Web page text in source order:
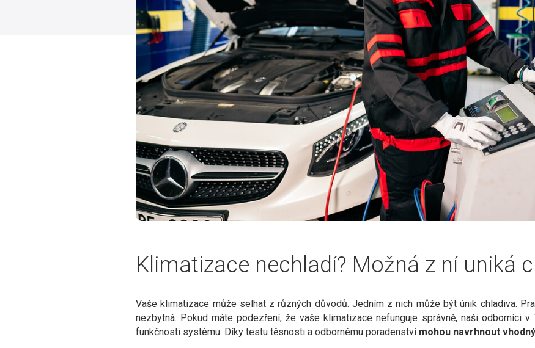
Klimatizace nechladí? Možná z ní uniká
Vaše klimatizace může selhat z různých důvodů. Jedním z nich může být únik chladiva.
nezbytná. Pokud máte podezření, že vaše klimatizace nefunguje správně, naši odborníci v
funkčnosti systému. Díky testu těsnosti a odbornému poradenství mohou navrhnout